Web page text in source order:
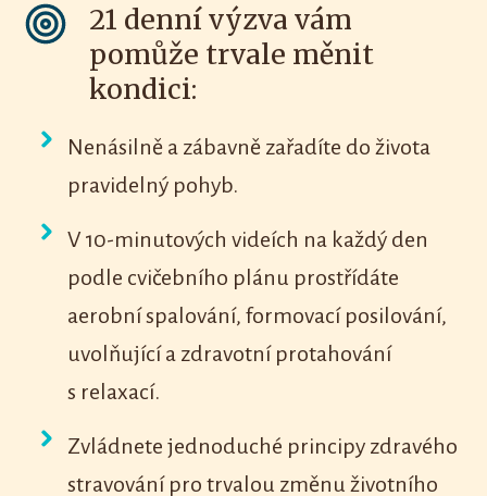
21 denní výzva vám
pomůže trvale měnit
kondici:
Nenásilně a zábavně zařadíte do života
pravidelný pohyb.
V 10-minutových videích na každý den
podle cvičebního plánu prostřídáte
aerobní spalování, formovací posilování,
uvolňující a zdravotní protahování
s relaxací.
Zvládnete jednoduché principy zdravého
stravování pro trvalou změnu životního